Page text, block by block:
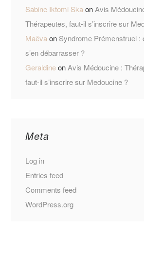
Sabine Iktomi SkaonAvis
Thérapeutes, faut-il s’inscrire sur
Maëvaon Syndrome Prémenstruel :
s’en débarrasser ?
GeraldineonAvis Médoucine :
faut-il s’inscrire sur Medoucine ?
Meta
Log in
Entries feed
Comments feed
WordPress.org